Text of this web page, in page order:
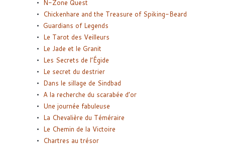
N-Zone Quest
Chickenhare and the Treasure of Spiking-Beard
Guardians of Legends
Le Tarot des Veilleurs
Le Jade et le Granit
Les Secrets de l’Égide
Le secret du destrier
Dans le sillage de Sindbad
A la recherche du scarabée d’or
Une journée fabuleuse
La Chevalière du Téméraire
Le Chemin de la Victoire
Chartres au trésor